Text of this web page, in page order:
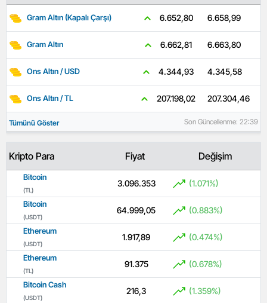
Gram Altın (Kapalı Çarşı) 6.652,80 6.658,99
Gram Altın 6.662,81 6.663,80
Ons Altın / USD 4.344,93 4.345,58
Ons Altın / TL 207.198,02 207.304,46
Tümünü Göster Son Güncellenme: 22:39
Kripto Para Fiyat Değişim
Bitcoin
(TL)
3.096.353 (1.071%)
Bitcoin
(USDT)
64.999,05 (0.883%)
Ethereum
(USDT)
1.917,89 (0.474%)
Ethereum
(TL)
91.375 (0.678%)
Bitcoin Cash
(USDT)
216,3 (1.359%)